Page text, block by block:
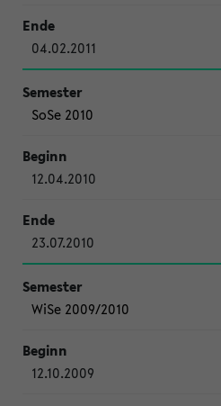
04.02.2011
SoSe 2010
12.04.2010
23.07.2010
WiSe 2009/2010
12.10.2009